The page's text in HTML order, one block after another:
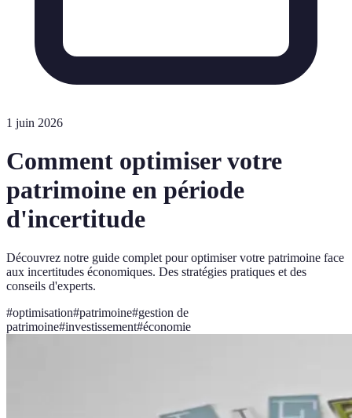
1 juin 2026
Comment optimiser votre
patrimoine en période
d'incertitude
Découvrez notre guide complet pour optimiser votre patrimoine face
aux incertitudes économiques. Des stratégies pratiques et des
conseils d'experts.
#optimisation#patrimoine#gestion de
patrimoine#investissement#économie